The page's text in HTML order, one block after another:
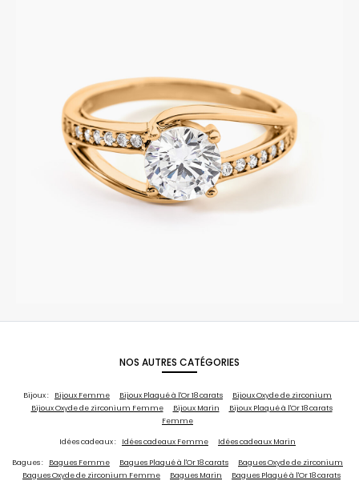
NOS AUTRES CATÉGORIES
Bijoux : Bijoux Femme Bijoux Plaqué à l'Or 18 carats
Bijoux Oxyde de zirconium
Bijoux Oxyde de zirconium Femme
Bijoux Marin
Bijoux Plaqué à l'Or 18 carats
Femme
Idées cadeaux : Idées cadeaux Femme Idées cadeaux Marin
Bagues : Bagues Femme Bagues Plaqué à l'Or 18 carats
Bagues Oxyde de zirconium
Bagues Oxyde de zirconium Femme
Bagues Marin
Bagues Plaqué à l'Or 18 carats